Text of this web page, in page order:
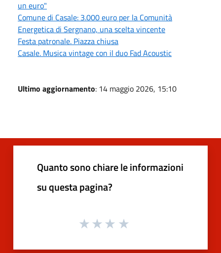
un euro"
Comune di Casale: 3.000 euro per la Comunità
Energetica di Sergnano, una scelta vincente
Festa patronale. Piazza chiusa
Casale. Musica vintage con il duo Fad Acoustic
Ultimo aggiornamento: 14 maggio 2026, 15:10
Quanto sono chiare le informazioni
su questa pagina?